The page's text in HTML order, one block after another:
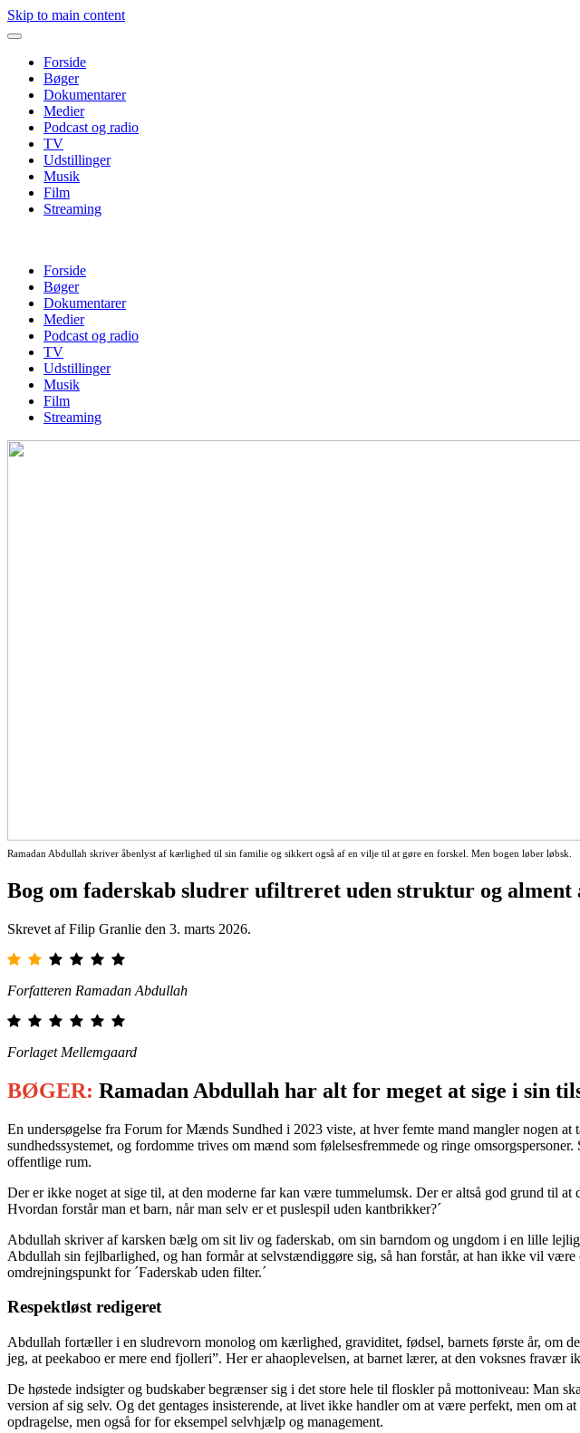
Skip to main content
Forside
Bøger
Dokumentarer
Medier
Podcast og radio
TV
Udstillinger
Musik
Film
Streaming
Forside
Bøger
Dokumentarer
Medier
Podcast og radio
TV
Udstillinger
Musik
Film
Streaming
Ramadan Abdullah skriver åbenlyst af kærlighed til sin familie og sikkert også af en vilje til at gøre en forskel. Men bogen løber løbsk.
Bog om faderskab sludrer ufiltreret uden struktur og
Skrevet af Filip Granlie den 3. marts 2026.
Forfatteren Ramadan Abdullah
Forlaget Mellemgaard
BØGER: Ramadan Abdullah har alt for meget at sige i sin
En undersøgelse fra Forum for Mænds Sundhed i 2023 viste, at hver femte mand mangler nogen
sundhedssystemet, og fordomme trives om mænd som følelsesfremmede og ringe
offentlige rum.
Der er ikke noget at sige til, at den moderne far kan være tummelumsk. Der er altså god grund til
Hvordan forstår man et barn, når man selv er et puslespil uden kantbrikker?´
Abdullah skriver af karsken bælg om sit liv og faderskab, om sin barndom og ungdom i en lille
Abdullah sin fejlbarlighed, og han formår at selvstændiggøre sig, så han forstår, at han ikke vil
omdrejningspunkt for ´Faderskab uden filter.´
Respektløst redigeret
Abdullah fortæller i en sludrevorn monolog om kærlighed, graviditet, fødsel, barnets første år, om
jeg, at peekaboo er mere end fjolleri”. Her er ahaoplevelsen, at barnet lærer, at den voksnes fravær
De høstede indsigter og budskaber begrænser sig i det store hele til floskler på mottoniveau: Man
version af sig selv. Og det gentages insisterende, at livet ikke handler om at være perfekt, men om
opdragelse, men også for for eksempel selvhjælp og management.